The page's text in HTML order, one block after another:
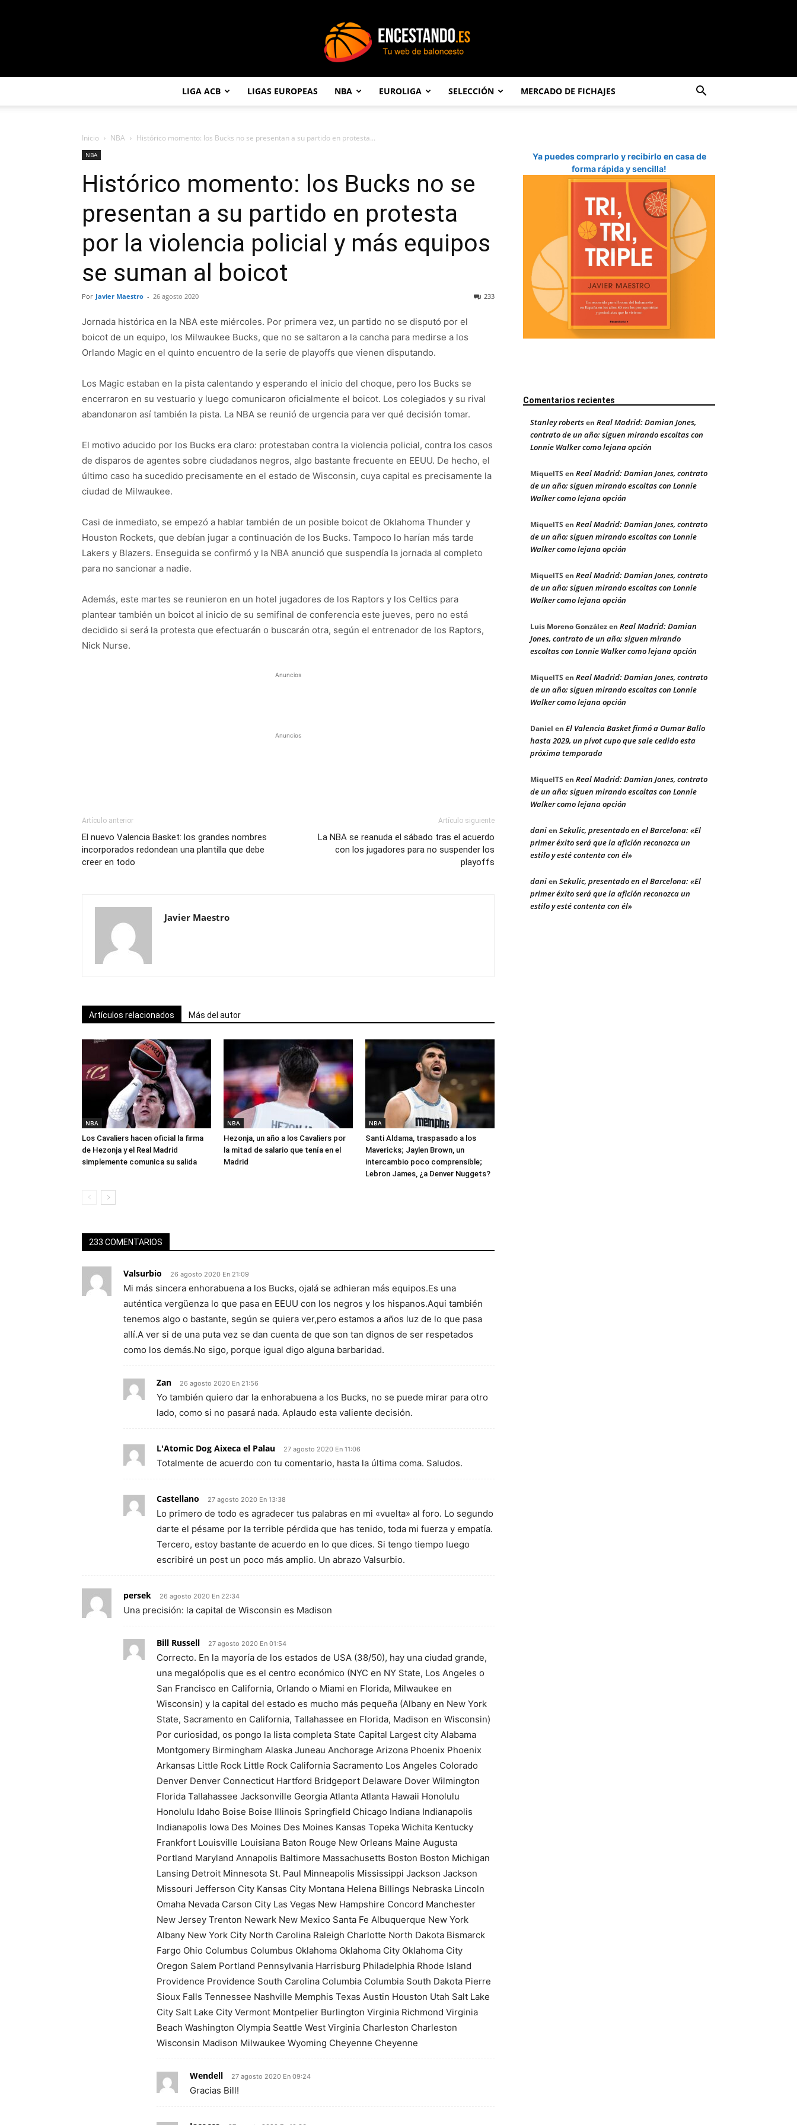
LIGA ACB LIGAS EUROPEAS NBA EUROLIGA SELECCIÓN MERCADO DE FICHAJES
Inicio NBA Histórico momento: los Bucks no se presentan a su partido en protesta...
NBA
Histórico momento: los Bucks no se
presentan a su partido en protesta
por la violencia policial y más equipos
se suman al boicot
Por Javier Maestro - 26 agosto 2020 233
Jornada histórica en la NBA este miércoles. Por primera vez, un partido no se disputó por el
boicot de un equipo, los Milwaukee Bucks, que no se saltaron a la cancha para medirse a los
Orlando Magic en el quinto encuentro de la serie de playoffs que vienen disputando.
Los Magic estaban en la pista calentando y esperando el inicio del choque, pero los Bucks se
encerraron en su vestuario y luego comunicaron oficialmente el boicot. Los colegiados y su rival
abandonaron así también la pista. La NBA se reunió de urgencia para ver qué decisión tomar.
El motivo aducido por los Bucks era claro: protestaban contra la violencia policial, contra los casos
de disparos de agentes sobre ciudadanos negros, algo bastante frecuente en EEUU. De hecho, el
último caso ha sucedido precisamente en el estado de Wisconsin, cuya capital es precisamente la
ciudad de Milwaukee.
Casi de inmediato, se empezó a hablar también de un posible boicot de Oklahoma Thunder y
Houston Rockets, que debían jugar a continuación de los Bucks. Tampoco lo harían más tarde
Lakers y Blazers. Enseguida se confirmó y la NBA anunció que suspendía la jornada al completo
para no sancionar a nadie.
Además, este martes se reunieron en un hotel jugadores de los Raptors y los Celtics para
plantear también un boicot al inicio de su semifinal de conferencia este jueves, pero no está
decidido si será la protesta que efectuarán o buscarán otra, según el entrenador de los Raptors,
Nick Nurse.
Anuncios
Anuncios
Artículo anterior
El nuevo Valencia Basket: los grandes nombres
incorporados redondean una plantilla que debe
creer en todo
Artículo siguiente
La NBA se reanuda el sábado tras el acuerdo
con los jugadores para no suspender los
playoffs
Javier Maestro
Artículos relacionados Más del autor
NBA
Los Cavaliers hacen oficial la firma
de Hezonja y el Real Madrid
simplemente comunica su salida
NBA
Hezonja, un año a los Cavaliers por
la mitad de salario que tenía en el
Madrid
NBA
Santi Aldama, traspasado a los
Mavericks; Jaylen Brown, un
intercambio poco comprensible;
Lebron James, ¿a Denver Nuggets?
233 COMENTARIOS
Valsurbio 26 agosto 2020 En 21:09
Mi más sincera enhorabuena a los Bucks, ojalá se adhieran más equipos.Es una
auténtica vergüenza lo que pasa en EEUU con los negros y los hispanos.Aqui también
tenemos algo o bastante, según se quiera ver,pero estamos a años luz de lo que pasa
allí.A ver si de una puta vez se dan cuenta de que son tan dignos de ser respetados
como los demás.No sigo, porque igual digo alguna barbaridad.
Zan 26 agosto 2020 En 21:56
Yo también quiero dar la enhorabuena a los Bucks, no se puede mirar para otro
lado, como si no pasará nada. Aplaudo esta valiente decisión.
L'Atomic Dog Aixeca el Palau 27 agosto 2020 En 11:06
Totalmente de acuerdo con tu comentario, hasta la última coma. Saludos.
Castellano 27 agosto 2020 En 13:38
Lo primero de todo es agradecer tus palabras en mi «vuelta» al foro. Lo segundo
darte el pésame por la terrible pérdida que has tenido, toda mi fuerza y empatía.
Tercero, estoy bastante de acuerdo en lo que dices. Si tengo tiempo luego
escribiré un post un poco más amplio. Un abrazo Valsurbio.
persek 26 agosto 2020 En 22:34
Una precisión: la capital de Wisconsin es Madison
Bill Russell 27 agosto 2020 En 01:54
Correcto. En la mayoría de los estados de USA (38/50), hay una ciudad grande,
una megalópolis que es el centro económico (NYC en NY State, Los Angeles o
San Francisco en California, Orlando o Miami en Florida, Milwaukee en
Wisconsin) y la capital del estado es mucho más pequeña (Albany en New York
State, Sacramento en California, Tallahassee en Florida, Madison en Wisconsin)
Por curiosidad, os pongo la lista completa State Capital Largest city Alabama
Montgomery Birmingham Alaska Juneau Anchorage Arizona Phoenix Phoenix
Arkansas Little Rock Little Rock California Sacramento Los Angeles Colorado
Denver Denver Connecticut Hartford Bridgeport Delaware Dover Wilmington
Florida Tallahassee Jacksonville Georgia Atlanta Atlanta Hawaii Honolulu
Honolulu Idaho Boise Boise Illinois Springfield Chicago Indiana Indianapolis
Indianapolis Iowa Des Moines Des Moines Kansas Topeka Wichita Kentucky
Frankfort Louisville Louisiana Baton Rouge New Orleans Maine Augusta
Portland Maryland Annapolis Baltimore Massachusetts Boston Boston Michigan
Lansing Detroit Minnesota St. Paul Minneapolis Mississippi Jackson Jackson
Missouri Jefferson City Kansas City Montana Helena Billings Nebraska Lincoln
Omaha Nevada Carson City Las Vegas New Hampshire Concord Manchester
New Jersey Trenton Newark New Mexico Santa Fe Albuquerque New York
Albany New York City North Carolina Raleigh Charlotte North Dakota Bismarck
Fargo Ohio Columbus Columbus Oklahoma Oklahoma City Oklahoma City
Oregon Salem Portland Pennsylvania Harrisburg Philadelphia Rhode Island
Providence Providence South Carolina Columbia Columbia South Dakota Pierre
Sioux Falls Tennessee Nashville Memphis Texas Austin Houston Utah Salt Lake
City Salt Lake City Vermont Montpelier Burlington Virginia Richmond Virginia
Beach Washington Olympia Seattle West Virginia Charleston Charleston
Wisconsin Madison Milwaukee Wyoming Cheyenne Cheyenne
Wendell 27 agosto 2020 En 09:24
Gracias Bill!
Ya puedes comprarlo y recibirlo en casa de
forma rápida y sencilla!
Comentarios recientes
Stanley robertsen Real Madrid: Damian Jones,
contrato de un año; siguen mirando escoltas con
Lonnie Walker como lejana opción
MiquelTS en Real Madrid: Damian Jones, contrato
de un año; siguen mirando escoltas con Lonnie
Walker como lejana opción
MiquelTS en Real Madrid: Damian Jones, contrato
de un año; siguen mirando escoltas con Lonnie
Walker como lejana opción
MiquelTS en Real Madrid: Damian Jones, contrato
de un año; siguen mirando escoltas con Lonnie
Walker como lejana opción
Luis Moreno Gonzálezen Real Madrid: Damian
Jones, contrato de un año; siguen mirando
escoltas con Lonnie Walker como lejana opción
MiquelTS en Real Madrid: Damian Jones, contrato
de un año; siguen mirando escoltas con Lonnie
Walker como lejana opción
Daniel en El Valencia Basket firmó a Oumar Ballo
hasta 2029, un pívot cupo que sale cedido esta
próxima temporada
MiquelTS en Real Madrid: Damian Jones, contrato
de un año; siguen mirando escoltas con Lonnie
Walker como lejana opción
danien Sekulic, presentado en el Barcelona: «El
primer éxito será que la afición reconozca un
estilo y esté contenta con él»
danien Sekulic, presentado en el Barcelona: «El
primer éxito será que la afición reconozca un
estilo y esté contenta con él»